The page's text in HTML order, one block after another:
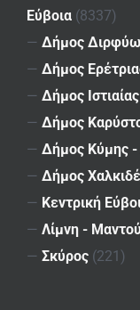
Εύβοια (8337)
— Δήμος
— Δήμος
— Δήμος
— Δήμος
— Δήμος Κύμης -
— Δήμος
— Κεντρική
— Λίμνη -
— Σκύρος (221)